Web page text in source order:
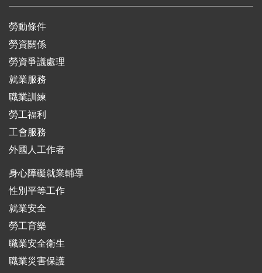
勞動條件
勞資關係
勞資爭議處理
就業服務
職業訓練
勞工福利
工會服務
外國人工作者
身心障礙就業輔導
性別平等工作
就業安全
勞工育樂
職業安全衛生
職業災害保護